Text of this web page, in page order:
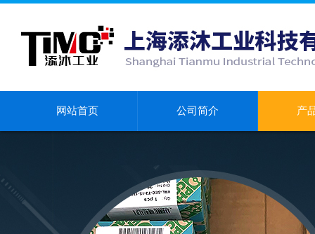
网站首页 公司简介 产